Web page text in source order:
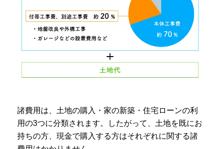
諸費用は、土地の購入・家の新築・住宅ローンの利
用の3つに分類されます。したがって、土地を既にお
持ちの方、現金で購入する方はそれぞれに関する諸